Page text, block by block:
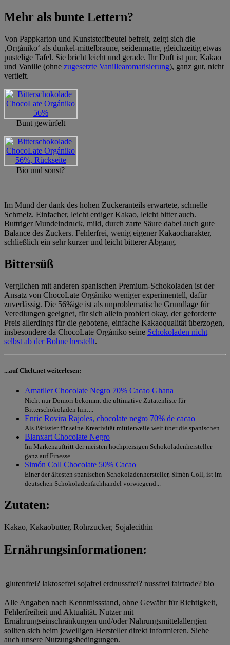
Mehr als bunte Lettern?
Von Pappkarton und Kunststoffbeutel befreit, zeigt sich die
‚Orgániko‘ als dunkel-mittelbraune, seidenmatte, gleichzeitig etwas
pustelige Tafel. Sie bricht leicht und gerade. Ihr Duft ist pur, Kakao
und Vanille (ohne zugesetzte Vanillearomatisierung), ganz gut, nicht
vertieft.
Bunt gewürfelt
Bio und sonst?
Im Mund der dank des hohen Zuckeranteils erwartete, schnelle
Schmelz. Einfacher, leicht erdiger Kakao, leicht bitter auch.
Buttriger Mundeindruck, mild, durch zarte Säure dabei auch gute
Balance des Zuckers. Fehlerfrei, wenig eigener Kakaocharakter,
schließlich ein sehr kurzer und leicht bitterer Abgang.
Bittersüß
Verglichen mit anderen spanischen Premium-Schokoladen ist der
Ansatz von ChocoLate Orgániko weniger experimentell, dafür
zuverlässig. Die 56%ige ist als unproblematische Grundlage für
Veredlungen geeignet, für sich allein probiert okay, der geforderte
Preis allerdings für die gebotene, einfache Kakaoqualität überzogen,
insbesondere da ChocoLate Orgániko seine Schokoladen nicht
selbst ab der Bohne herstellt.
...auf Chclt.net weiterlesen:
Amatller Chocolate Negro 70% Cacao Ghana
Nicht nur Domori bekommt die ultimative Zutatenliste für
Bitterschokoladen hin:...
Enric Rovira Rajoles, chocolate negro 70% de cacao
Als Pâtissier für seine Kreativität mittlerweile weit über die spanischen...
Blanxart Chocolate Negro
Im Markenauftritt der meisten hochpreisigen Schokoladenhersteller –
ganz auf Finesse...
Simón Coll Chocolate 50% Cacao
Einer der ältesten spanischen Schokoladenhersteller, Simón Coll, ist im
deutschen Schokoladenfachhandel vorwiegend...
Zutaten:
Kakao, Kakaobutter, Rohrzucker, Sojalecithin
Ernährungsinformationen:
glutenfrei? laktosefrei sojafrei erdnussfrei? nussfrei fairtrade? bio
Alle Angaben nach Kenntnissstand, ohne Gewähr für Richtigkeit,
Fehlerfreiheit und Aktualität. Nutzer mit
Ernährungseinschränkungen und/oder Nahrungsmittelallergien
sollten sich beim jeweiligen Hersteller direkt informieren. Siehe
auch unsere Nutzungsbedingungen.